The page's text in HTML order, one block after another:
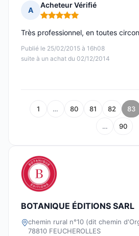
A
Acheteur Vérifié
Note : 5 sur 5
Publié le 25/02/2015 à 16h08
suite à un achat du 02/12/2014
Très professionnel, en toutes
1 … 80 81 82 83
… 90
BOTANIQUE ÉDITIONS SARL
chemin rural n°10 (dit chemin
78810 FEUCHEROLLES